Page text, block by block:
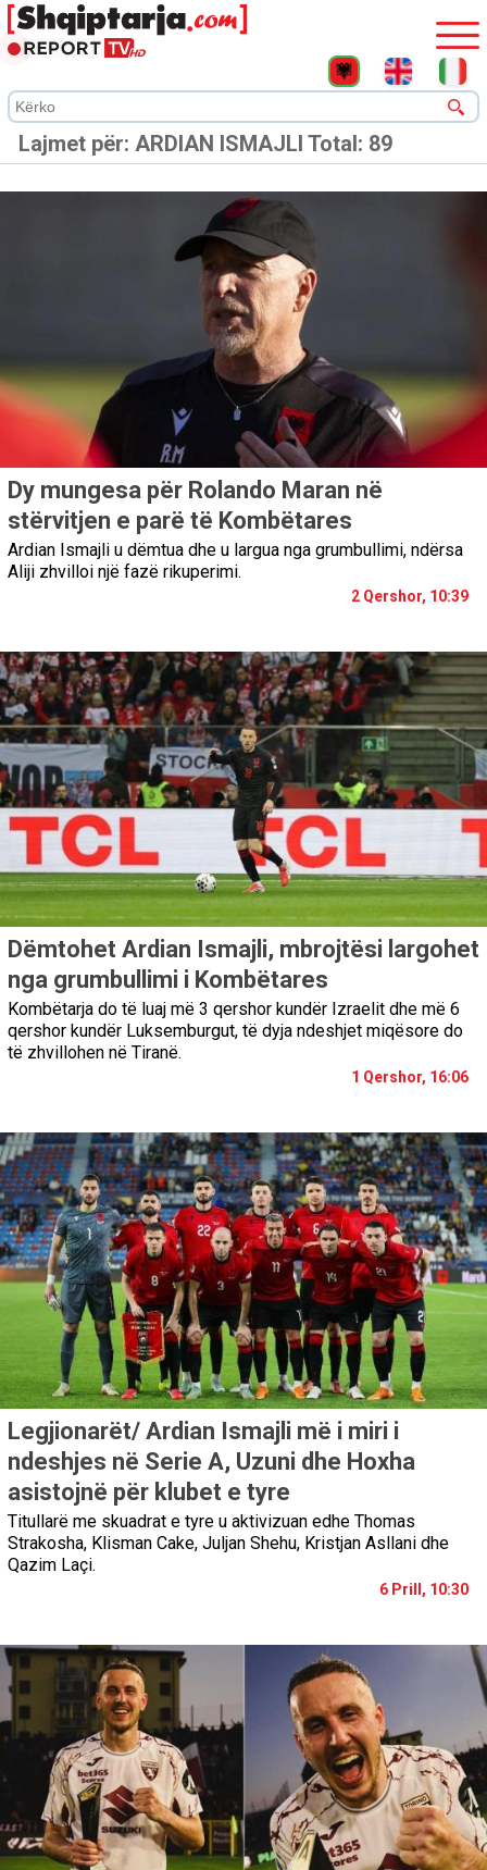
Lajmet për: ARDIAN ISMAJLI Total: 89
Dy mungesa për Rolando Maran në
stërvitjen e parë të Kombëtares
Ardian Ismajli u dëmtua dhe u largua nga grumbullimi, ndërsa
Aliji zhvilloi një fazë rikuperimi.
2 Qershor, 10:39
Dëmtohet Ardian Ismajli, mbrojtësi largohet
nga grumbullimi i Kombëtares
Kombëtarja do të luaj më 3 qershor kundër Izraelit dhe më 6
qershor kundër Luksemburgut, të dyja ndeshjet miqësore do
të zhvillohen në Tiranë.
1 Qershor, 16:06
Legjionarët/ Ardian Ismajli më i miri i
ndeshjes në Serie A, Uzuni dhe Hoxha
asistojnë për klubet e tyre
Titullarë me skuadrat e tyre u aktivizuan edhe Thomas
Strakosha, Klisman Cake, Juljan Shehu, Kristjan Asllani dhe
Qazim Laçi.
6 Prill, 10:30